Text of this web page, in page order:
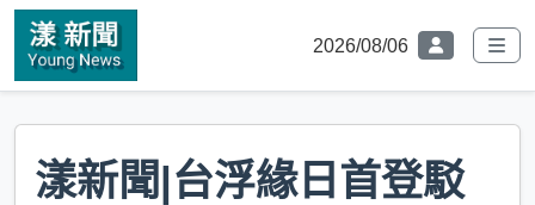
2026/08/06
漾新聞|台浮緣日首登駁